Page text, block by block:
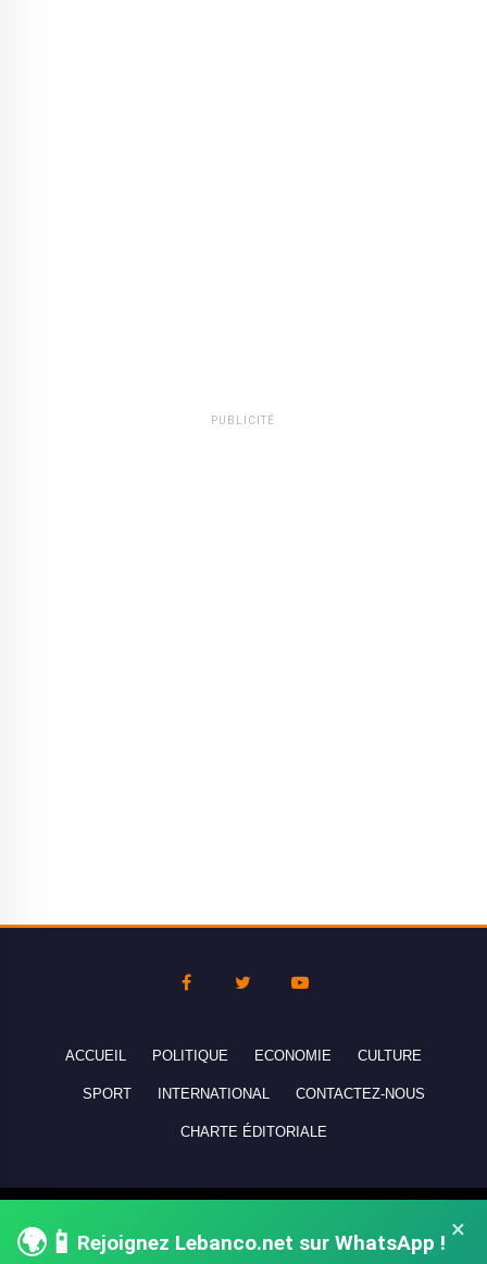
PUBLICITÉ
×
🌍📱 Rejoignez Lebanco.net sur WhatsApp !
ACCUEIL POLITIQUE ECONOMIE CULTURE
SPORT INTERNATIONAL CONTACTEZ-NOUS
CHARTE ÉDITORIALE
réservés - All rights reserved.